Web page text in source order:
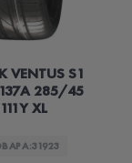
VENTUS S1
285/45
XL
31923